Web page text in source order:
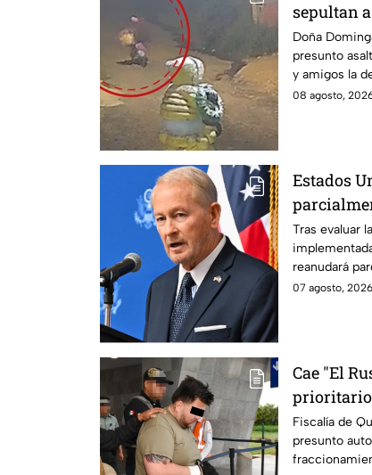
sepultan
Puebla
Doña
presunto
y amigos la
justicia.
08 agosto,
Estados
Tras evaluar
reanudará
Michoacán a
07 agosto, 2026
Cae "El
prioritario
Fiscalía de
presunto